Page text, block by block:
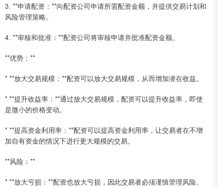
3. **申请配资：**向配资公司申请所需配资金额，并提供交易计划和
风险管理策略。
4. **审核和批准：**配资公司将审核申请并批准配资金额。
**优势：**
* **放大交易规模：**配资可以放大交易规模，从而增加潜在收益。
* **提升收益率：**通过放大交易规模，配资可以提升收益率，即使
是微小的价格变动。
* **提高资金利用率：**配资可以提高资金利用率，让交易者在不增
加自有资金的情况下进行更大规模的交易。
**风险：**
* **放大亏损：**配资也放大亏损，因此交易者必须谨慎管理风险。